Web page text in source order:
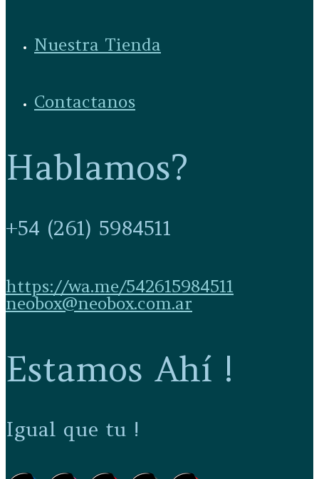
Nuestra Tienda
Contactanos
Hablamos?
+54 (261) 5984511
https://wa.me/542615984511
neobox@neobox.com.ar
Estamos Ahí !
Igual que tu !